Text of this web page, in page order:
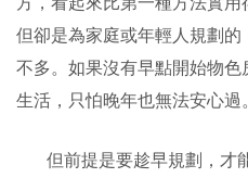
但卻是為家庭或年輕人規劃
不多。如果沒有早點開始物
生活，只怕晚年也無法安心過。
但前提是要趁早規劃，才